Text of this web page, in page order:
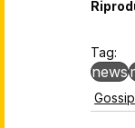
Tag:
news
Gossip